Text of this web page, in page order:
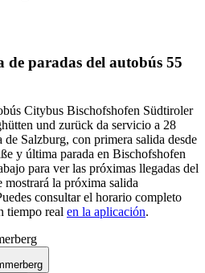
de paradas del autobús 55
Citybus Bischofshofen Südtiroler
und zurück da servicio a 28
de Salzburg, con primera salida desde
y última parada en Bischofshofen
para ver las próximas llegadas del
mostrará la próxima salida
consultar el horario completo
tiempo real en la aplicación.